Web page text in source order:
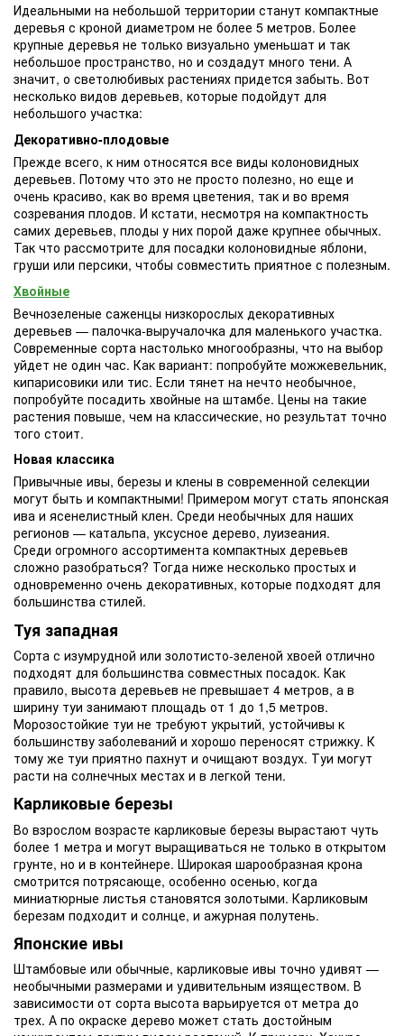
Идеальными на небольшой территории станут компактные
деревья с кроной диаметром не более 5 метров. Более
крупные деревья не только визуально уменьшат и так
небольшое пространство, но и создадут много тени. А
значит, о светолюбивых растениях придется забыть. Вот
несколько видов деревьев, которые подойдут для
небольшого участка:
Декоративно-плодовые
Прежде всего, к ним относятся все виды колоновидных
деревьев. Потому что это не просто полезно, но еще и
очень красиво, как во время цветения, так и во время
созревания плодов. И кстати, несмотря на компактность
самих деревьев, плоды у них порой даже крупнее обычных.
Так что рассмотрите для посадки колоновидные яблони,
груши или персики, чтобы совместить приятное с полезным.
Хвойные
Вечнозеленые саженцы низкорослых декоративных
деревьев — палочка-выручалочка для маленького участка.
Современные сорта настолько многообразны, что на выбор
уйдет не один час. Как вариант: попробуйте можжевельник,
кипарисовики или тис. Если тянет на нечто необычное,
попробуйте посадить хвойные на штамбе. Цены на такие
растения повыше, чем на классические, но результат точно
того стоит.
Новая классика
Привычные ивы, березы и клены в современной селекции
могут быть и компактными! Примером могут стать японская
ива и ясенелистный клен. Среди необычных для наших
регионов — катальпа, уксусное дерево, луизеания.
Среди огромного ассортимента компактных деревьев
сложно разобраться? Тогда ниже несколько простых и
одновременно очень декоративных, которые подходят для
большинства стилей.
Туя западная
Сорта с изумрудной или золотисто-зеленой хвоей отлично
подходят для большинства совместных посадок. Как
правило, высота деревьев не превышает 4 метров, а в
ширину туи занимают площадь от 1 до 1,5 метров.
Морозостойкие туи не требуют укрытий, устойчивы к
большинству заболеваний и хорошо переносят стрижку. К
тому же туи приятно пахнут и очищают воздух. Туи могут
расти на солнечных местах и в легкой тени.
Карликовые березы
Во взрослом возрасте карликовые березы вырастают чуть
более 1 метра и могут выращиваться не только в открытом
грунте, но и в контейнере. Широкая шарообразная крона
смотрится потрясающе, особенно осенью, когда
миниатюрные листья становятся золотыми. Карликовым
березам подходит и солнце, и ажурная полутень.
Японские ивы
Штамбовые или обычные, карликовые ивы точно удивят —
необычными размерами и удивительным изяществом. В
зависимости от сорта высота варьируется от метра до
трех. А по окраске дерево может стать достойным